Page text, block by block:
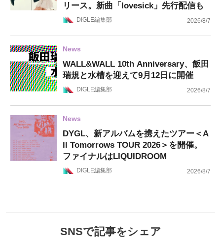
リース。新曲「lovesick」先行配信も
DIGLE編集部 2026/8/7
News
WALL&WALL 10th Anniversary、飯田
瑞規と水槽を迎えて9月12日に開催
DIGLE編集部 2026/8/7
News
DYGL、新アルバムを携えたツアー＜A
ll Tomorrows TOUR 2026＞を開催。
ファイナルはLIQUIDROOM
DIGLE編集部 2026/8/7
SNSで記事をシェア